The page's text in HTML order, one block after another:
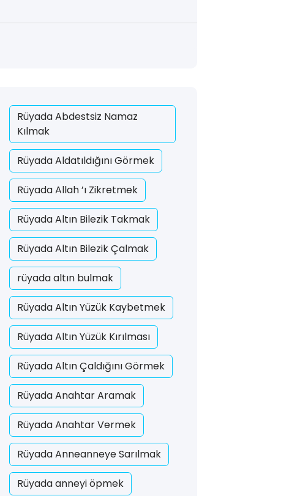
Rüyada Abdestsiz Namaz
Kılmak
Rüyada Aldatıldığını Görmek
Rüyada Allah ’ı Zikretmek
Rüyada Altın Bilezik Takmak
Rüyada Altın Bilezik Çalmak
rüyada altın bulmak
Rüyada Altın Yüzük Kaybetmek
Rüyada Altın Yüzük Kırılması
Rüyada Altın Çaldığını Görmek
Rüyada Anahtar Aramak
Rüyada Anahtar Vermek
Rüyada Anneanneye Sarılmak
Rüyada anneyi öpmek